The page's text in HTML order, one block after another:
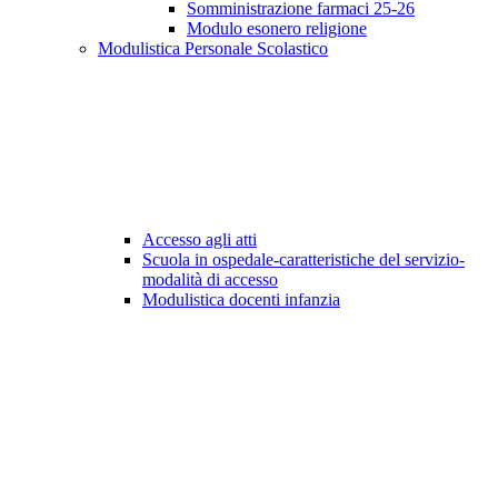
Somministrazione farmaci 25-26
Modulo esonero religione
Modulistica Personale Scolastico
Accesso agli atti
Scuola in ospedale-caratteristiche del servizio-
modalità di accesso
Modulistica docenti infanzia